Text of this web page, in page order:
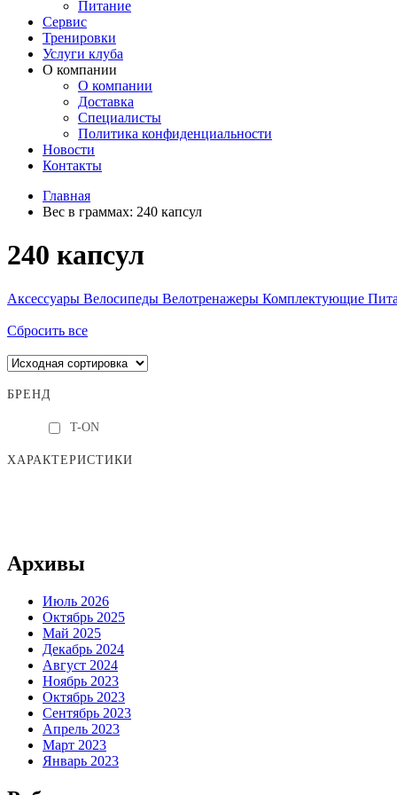
Питание
Сервис
Тренировки
Услуги клуба
О компании
О компании
Доставка
Специалисты
Политика конфиденциальности
Новости
Контакты
Главная
Вес в граммах: 240 капсул
240 капсул
Аксессуары Велосипеды Велотренажеры Комплектующие
Сбросить все
БРЕНД
T-ON
ХАРАКТЕРИСТИКИ
Архивы
Июль 2026
Октябрь 2025
Май 2025
Декабрь 2024
Август 2024
Ноябрь 2023
Октябрь 2023
Сентябрь 2023
Апрель 2023
Март 2023
Январь 2023